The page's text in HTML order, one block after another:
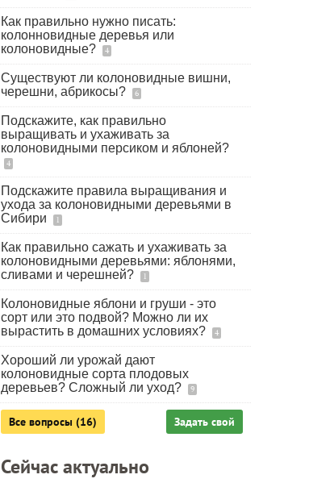
Как правильно нужно писать:
колонновидные деревья или
колоновидные?
4
Существуют ли колоновидные вишни,
черешни, абрикосы?
6
Подскажите, как правильно
выращивать и ухаживать за
колоновидными персиком и яблоней?
4
Подскажите правила выращивания и
ухода за колоновидными деревьями в
Сибири
1
Как правильно сажать и ухаживать за
колоновидными деревьями: яблонями,
сливами и черешней?
1
Колоновидные яблони и груши - это
сорт или это подвой? Можно ли их
вырастить в домашних условиях?
4
Хороший ли урожай дают
колоновидные сорта плодовых
деревьев? Сложный ли уход?
9
Все вопросы (16) Задать свой
Сейчас актуально